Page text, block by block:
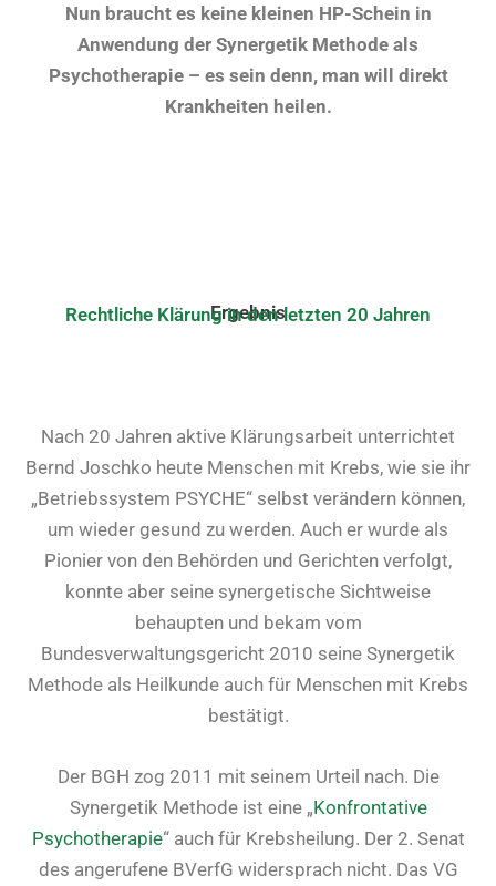
Nun braucht es keine kleinen HP-Schein in
Anwendung der Synergetik Methode als
Psychotherapie – es sein denn, man will direkt
Krankheiten heilen.
Ergebnis
Rechtliche Klärung in den letzten 20 Jahren
Nach 20 Jahren aktive Klärungsarbeit unterrichtet
Bernd Joschko heute Menschen mit Krebs, wie sie ihr
„Betriebssystem PSYCHE“ selbst verändern können,
um wieder gesund zu werden. Auch er wurde als
Pionier von den Behörden und Gerichten verfolgt,
konnte aber seine synergetische Sichtweise
behaupten und bekam vom
Bundesverwaltungsgericht 2010 seine Synergetik
Methode als Heilkunde auch für Menschen mit Krebs
bestätigt.
Der BGH zog 2011 mit seinem Urteil nach. Die
Synergetik Methode ist eine „Konfrontative
Psychotherapie“ auch für Krebsheilung. Der 2. Senat
des angerufene BVerfG widersprach nicht. Das VG